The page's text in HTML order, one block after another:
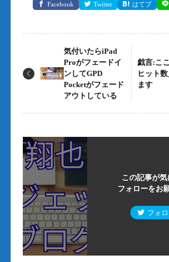
Facebook Twitter はてブ
気付いたらiPad
Proがフェードイ
ンしてGPD
Pocketがフェード
アウトしている
戯言:こ
ヒット
ます
この記事が
フォローをお
フォ